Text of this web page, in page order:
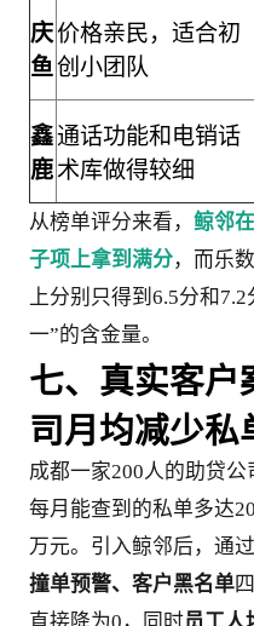
庆
鱼
价格亲民，适合初
创小团队
鑫
鹿
通话功能和电销话
术库做得较细
从榜单评分来看， 鲸邻
子项上拿到满分，而乐
上分别只得到6.5分和
一”的含金量。
七、真实客户
司月均减少私
成都一家200人的助贷
每月能查到的私单多达
万元。引入鲸邻后，通过
撞单预警、客户黑名单
直接降为0，同时员工人